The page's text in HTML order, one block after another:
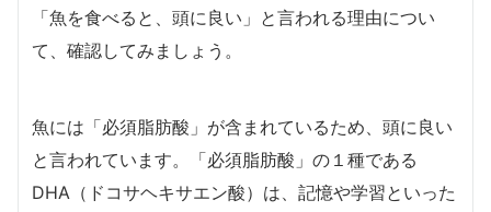
「魚を食べると、頭に良い」と言われる理由につい
て、確認してみましょう。
魚には「必須脂肪酸」が含まれているため、頭に良い
と言われています。「必須脂肪酸」の１種である
DHA（ドコサヘキサエン酸）は、 記憶や学習といった